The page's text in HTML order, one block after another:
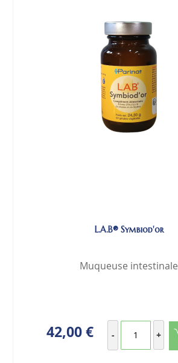
L.A.B® Symbiod'or
Muqueuse intestinale
42,00 € - +